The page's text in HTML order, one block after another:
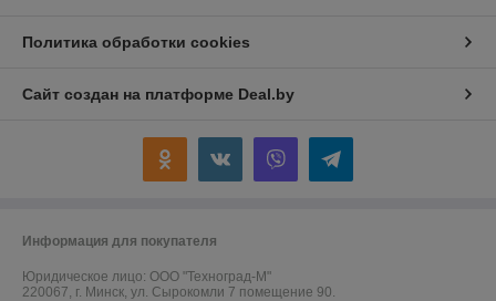
Политика обработки cookies
Сайт создан на платформе Deal.by
Информация для покупателя
Юридическое лицо: ООО "Техноград-М"
220067, г. Минск, ул. Сырокомли 7 помещение 90.